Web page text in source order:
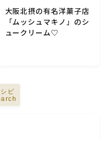
ップ類
調理器具
大阪北摂の有名洋菓子店
「ムッシュマキノ」のシ
ュークリーム♡
ピ